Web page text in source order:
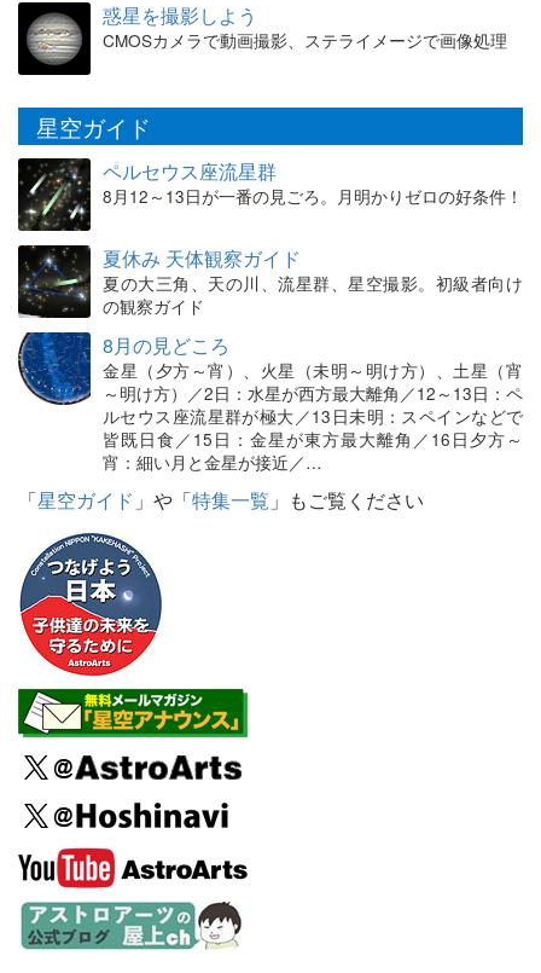
惑星を撮影しよう
CMOSカメラで動画撮影、ステライメージで画像処理
星空ガイド
ペルセウス座流星群
8月12～13日が一番の見ごろ。月明かりゼロの好条件！
夏休み 天体観察ガイド
夏の大三角、天の川、流星群、星空撮影。初級者向け
の観察ガイド
8月の見どころ
金星（夕方～宵）、火星（未明～明け方）、土星（宵
～明け方）／2日：水星が西方最大離角／12～13日：ペ
ルセウス座流星群が極大／13日未明：スペインなどで
皆既日食／15日：金星が東方最大離角／16日夕方～
宵：細い月と金星が接近／…
「星空ガイド 」や「特集一覧 」もご覧ください